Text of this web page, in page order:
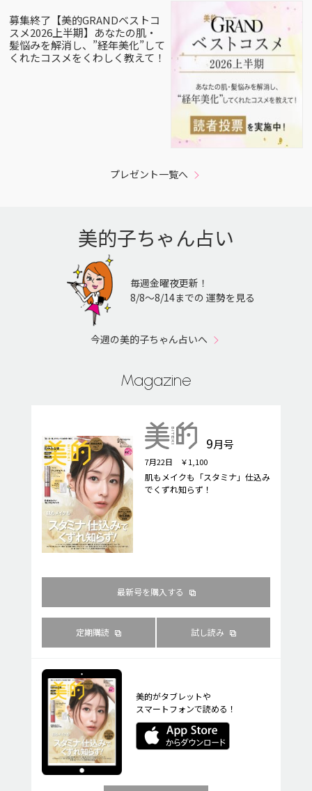
募集終了【美的GRANDベストコ
スメ2026上半期】あなたの肌・
髪悩みを解消し、”経年美化”して
くれたコスメをくわしく教えて！
プレゼント一覧へ
美的子ちゃん占い
毎週金曜夜更新！
8/8〜8/14までの 運勢を見る
今週の美的子ちゃん占いへ
Magazine
9月号
7月22日 ￥1,100
肌もメイクも「スタミナ」仕込み
でくずれ知らず！
最新号を購入する
定期購読 試し読み
美的がタブレットや
スマートフォンで読める！